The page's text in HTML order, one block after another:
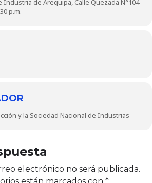
Industria de Arequipa, Calle Quezada N°104
p.m.
y la Sociedad Nacional de Industrias
electrónico no será publicada.